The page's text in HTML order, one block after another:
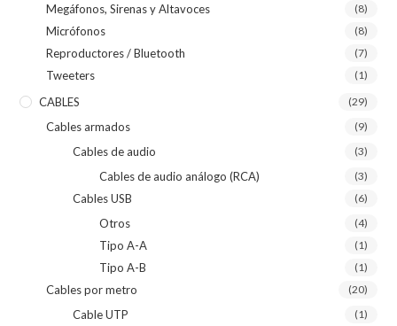
Megáfonos, Sirenas y Altavoces (8)
Micrófonos (8)
Reproductores / Bluetooth (7)
Tweeters (1)
CABLES (29)
Cables armados (9)
Cables de audio (3)
Cables de audio análogo (RCA) (3)
Cables USB (6)
Otros (4)
Tipo A-A (1)
Tipo A-B (1)
Cables por metro (20)
Cable UTP (1)